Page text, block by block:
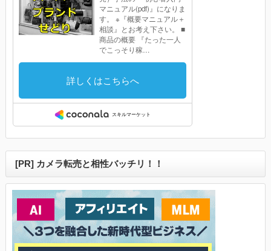
[PR] カメラ転売と相性バッチリ！！